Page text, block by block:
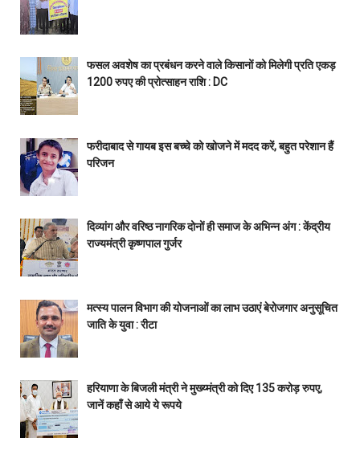
फसल अवशेष का प्रबंधन करने वाले किसानों को मिलेगी प्रति एकड़
1200 रुपए की प्रोत्साहन राशि : DC
फरीदाबाद से गायब इस बच्चे को खोजने में मदद करें, बहुत परेशान हैं
परिजन
दिव्यांग और वरिष्ठ नागरिक दोनों ही समाज के अभिन्न अंग : केंद्रीय
राज्यमंत्री कृष्णपाल गुर्जर
मत्स्य पालन विभाग की योजनाओं का लाभ उठाएं बेरोजगार अनुसूचित
जाति के युवा : रीटा
हरियाणा के बिजली मंत्री ने मुख्य्मंत्री को दिए 135 करोड़ रुपए,
जानें कहाँ से आये ये रूपये